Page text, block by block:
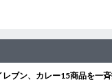
レブン、カレー15商品を一